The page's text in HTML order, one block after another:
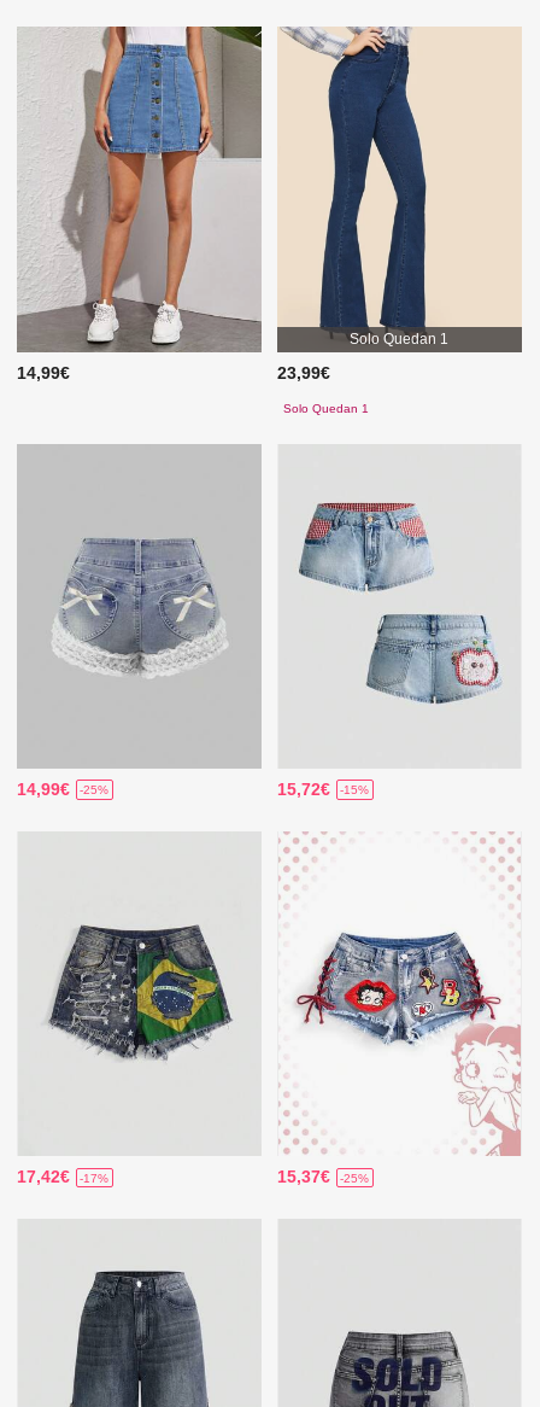
14,99€
Solo Quedan 1
23,99€
Solo Quedan 1
14,99€ -25% 15,72€ -15%
17,42€ -17% 15,37€ -25%